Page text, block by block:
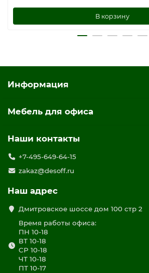
В корзину
Информация
Мебель для офиса
Наши контакты
+7-495-649-64-15
zakaz@desoff.ru
Наш адрес
Дмитровское шоссе дом 100 стр 2
Время работы офиса:
ПН 10-18
ВТ 10-18
СР 10-18
ЧТ 10-18
ПТ 10-17